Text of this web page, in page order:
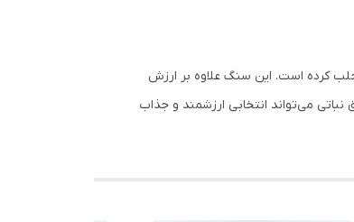
کرده است. این سنگ علاوه بر ارزش
می‌تواند انتخابی ارزشمند و جذاب